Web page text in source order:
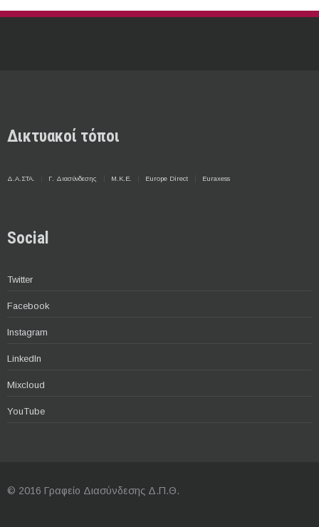
Δικτυακοί τόποι
Δ.Α.ΣΤΑ. Γ. Διασύνδεσης Μ.Κ.Ε. Europe Direct Euraxess
Social
Twitter
Facebook
Instagram
LinkedIn
Mixcloud
YouTube
© 2016 Γραφείο Διασύνδεσης Δ.Π.Θ.